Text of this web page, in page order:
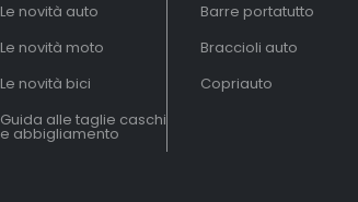
Le novità auto
Le novità moto
Le novità bici
Guida alle taglie caschi
e abbigliamento
Barre portatutto
Braccioli auto
Copriauto